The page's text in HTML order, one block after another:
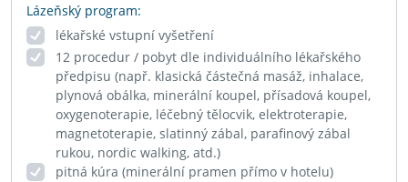
Lázeňský program:
lékařské vstupní vyšetření
12 procedur / pobyt dle individuálního lékařského
předpisu (např. klasická částečná masáž, inhalace,
plynová obálka, minerální koupel, přísadová koupel,
oxygenoterapie, léčebný tělocvik, elektroterapie,
magnetoterapie, slatinný zábal, parafinový zábal
rukou, nordic walking, atd.)
pitná kúra (minerální pramen přímo v hotelu)